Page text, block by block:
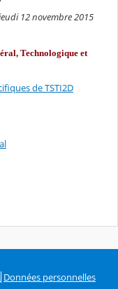
12 novembre 2015
Technologique et
de TSTI2D
Données personnelles